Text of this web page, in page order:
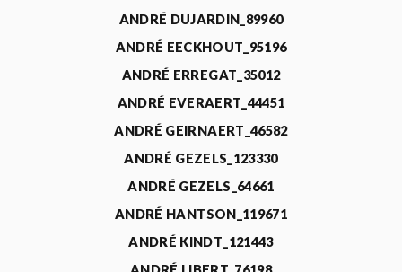
ANDRÉ DUJARDIN_89960
ANDRÉ EECKHOUT_95196
ANDRÉ ERREGAT_35012
ANDRÉ EVERAERT_44451
ANDRÉ GEIRNAERT_46582
ANDRÉ GEZELS_123330
ANDRÉ GEZELS_64661
ANDRÉ HANTSON_119671
ANDRÉ KINDT_121443